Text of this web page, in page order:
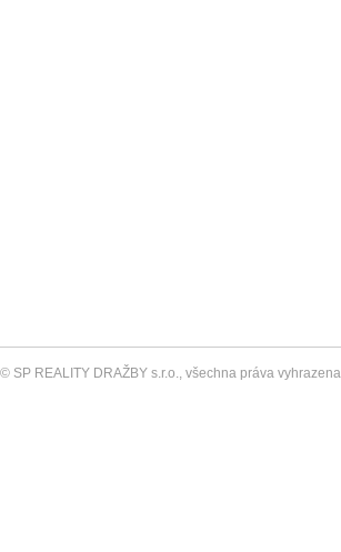
© SP REALITY DRAŽBY s.r.o., všechna práva vyhrazena.